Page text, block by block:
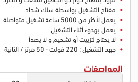
مفتاح التشغيل بواسطة سلك شداد
يعمل لأكثر من 5000 ساعة تشغيل متواصلة
يعمل بهدوء أثناء التشغيل
لا يحتاج لتزييت أو تشحيم و لا يصدأ
جهد التشغيل : 220 فولت - 50 هرتز / الثانية
المواصفات